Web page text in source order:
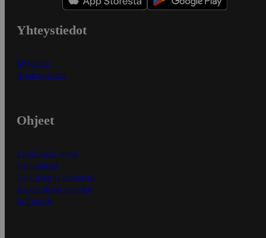
Yhteystiedot
Myymälät
Asiakaspalvelu
Ohjeet
Ensitilaajan ohjeet
Näin maksat
Näin tilaat ja muokkaat
Kaikki ohjeet ja vinkit
In English